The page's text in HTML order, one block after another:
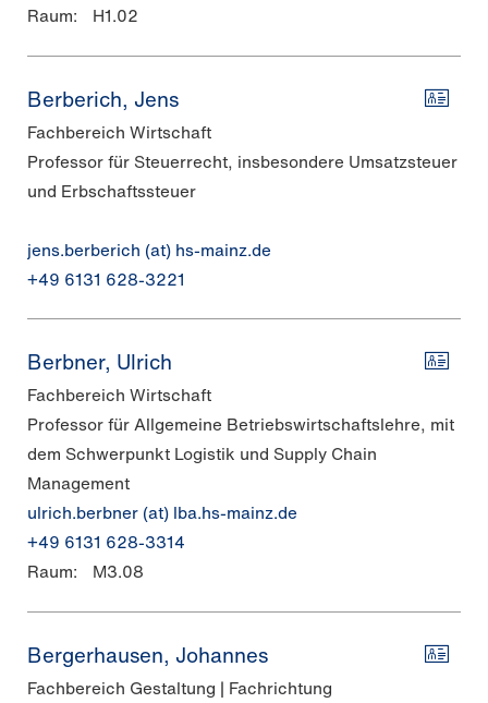
Raum:
H1.02
Berberich, Jens
Fachbereich Wirtschaft
Professor für Steuerrecht, insbesondere Umsatzsteuer
und Erbschaftssteuer
jens.berberich (at) hs-mainz.de
+49 6131 628-3221
Berbner, Ulrich
Fachbereich Wirtschaft
Professor für Allgemeine Betriebswirtschaftslehre, mit
dem Schwerpunkt Logistik und Supply Chain
Management
ulrich.berbner (at) lba.hs-mainz.de
+49 6131 628-3314
Raum:
M3.08
Bergerhausen, Johannes
Fachbereich Gestaltung | Fachrichtung